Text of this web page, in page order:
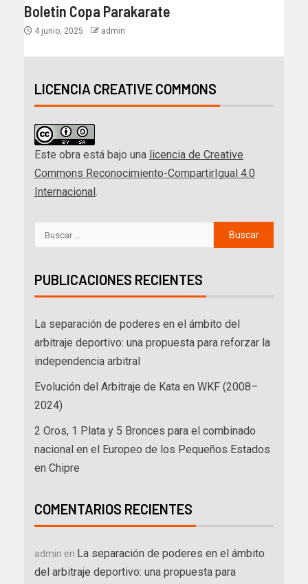
Boletin Copa Parakarate
4 junio, 2025 admin
LICENCIA CREATIVE COMMONS
Este obra está bajo una licencia de Creative
Commons Reconocimiento-CompartirIgual 4.0
Internacional .
PUBLICACIONES RECIENTES
La separación de poderes en el ámbito del
arbitraje deportivo: una propuesta para reforzar la
independencia arbitral
Evolución del Arbitraje de Kata en WKF (2008–
2024)
2 Oros, 1 Plata y 5 Bronces para el combinado
nacional en el Europeo de los Pequeños Estados
en Chipre
COMENTARIOS RECIENTES
admin en La separación de poderes en el ámbito
del arbitraje deportivo: una propuesta para